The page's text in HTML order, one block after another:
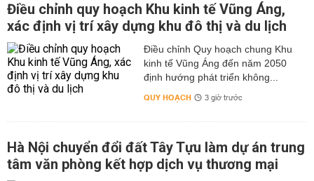
Điều chỉnh quy hoạch Khu kinh tế Vũng Áng,
xác định vị trí xây dựng khu đô thị và du lịch
Điều chỉnh Quy hoạch chung Khu
kinh tế Vũng Áng đến năm 2050
định hướng phát triển không...
QUY HOẠCH 3 giờ trước
Hà Nội chuyển đổi đất Tây Tựu làm dự án trung
tâm văn phòng kết hợp dịch vụ thương mại